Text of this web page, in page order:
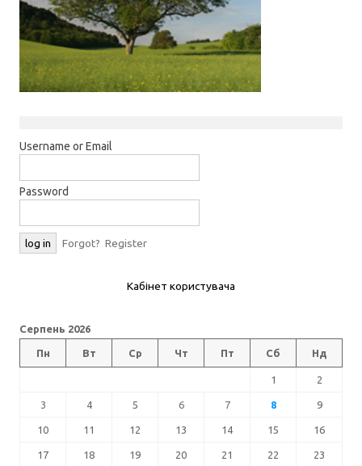
Username or Email
Password
Forgot? Register
Кабінет користувача
Серпень 2026
Пн Вт Ср Чт Пт Сб Нд
1 2
3 4 5 6 7 8 9
10 11 12 13 14 15 16
17 18 19 20 21 22 23